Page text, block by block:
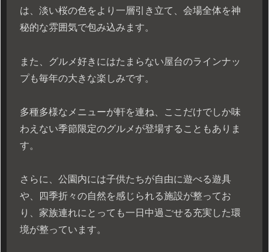
は、淡い桜の色をより一層引き立て、会場全体を神
秘的な雰囲気で包み込みます。
また、グルメ好きにはたまらない屋台のラインナッ
プも毎年の大きな楽しみです。
多種多様なメニューが軒を連ね、ここだけでしか味
わえない季節限定のグルメが登場することもありま
す。
さらに、公園内には子供たちが自由に遊べる遊具
や、四季折々の自然を感じられる施設が整ってお
り、家族連れにとっても一日中過ごせる充実した環
境が整っています。